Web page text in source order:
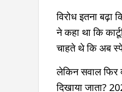
विरोध इतना बढ़ा
ने कहा था कि
चाहते थे कि अब
लेकिन सवाल फिर
दिखाया जाता?